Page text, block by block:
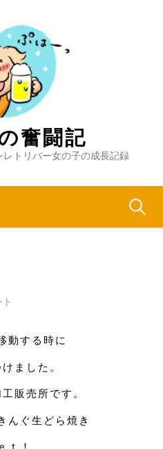
奮闘記
トリバー女の子の成長記録
検
動する時に
ました。
販売所です。
んぐ生どら焼き
ｔ！